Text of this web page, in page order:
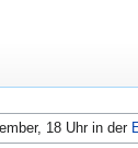
18 Uhr in der